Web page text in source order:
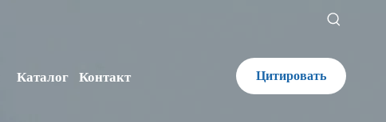
Каталог Контакт Цитировать